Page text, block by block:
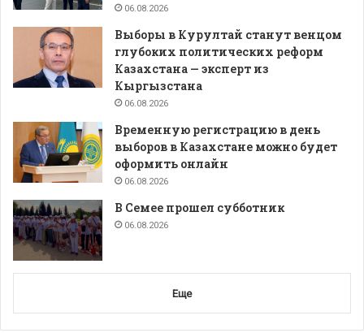
06.08.2026
Выборы в Курултай станут венцом
глубоких политических реформ
Казахстана — эксперт из
Кыргызстана
06.08.2026
Временную регистрацию в день
выборов в Казахстане можно будет
оформить онлайн
06.08.2026
В Семее прошел субботник
06.08.2026
Еще